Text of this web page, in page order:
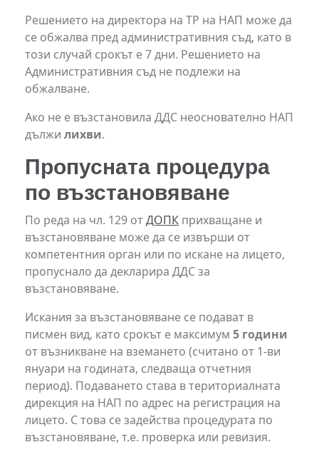
Решението на директора на ТР на НАП може да
се обжалва пред административния съд, като в
този случай срокът е 7 дни. Решението на
Административния съд не подлежи на
обжалване.
Ако не е възстановила ДДС неоснователно НАП
дължи лихви.
Пропусната процедура
по възстановяване
По реда на чл. 129 отДОПК прихващане и
възстановяване може да се извърши от
компетентния орган или по искане на лицето,
пропуснало да декларира ДДС за
възстановяване.
Искания за възстановяване се подават в
писмен вид, като срокът е максимум 5 години
от възникване на вземането (считано от 1-ви
януари на годината, следваща отчетния
период). Подаването става в териториалната
дирекция на НАП по адрес на регистрация на
лицето. С това се задейства процедурата по
възстановяване, т.е. проверка или ревизия.